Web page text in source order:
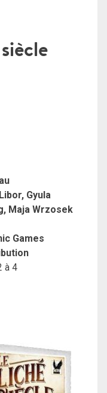
Gyula
Maja Wrzosek
Games
à 4